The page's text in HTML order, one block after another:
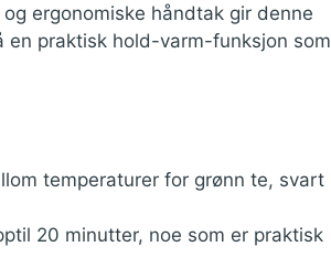
ergonomiske håndtak gir denne
en praktisk hold-varm-funksjon som
temperaturer for grønn te, svart
20 minutter, noe som er praktisk